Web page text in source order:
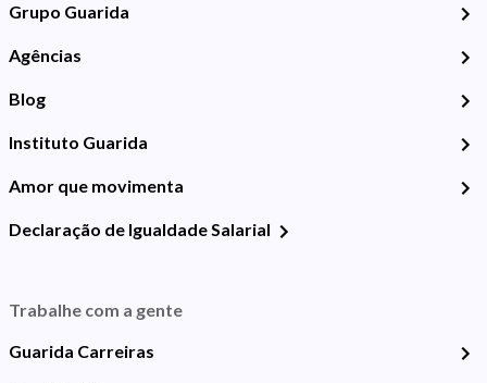
Grupo Guarida
Agências
Blog
Instituto Guarida
Amor que movimenta
Declaração de Igualdade Salarial
Trabalhe com a gente
Guarida Carreiras